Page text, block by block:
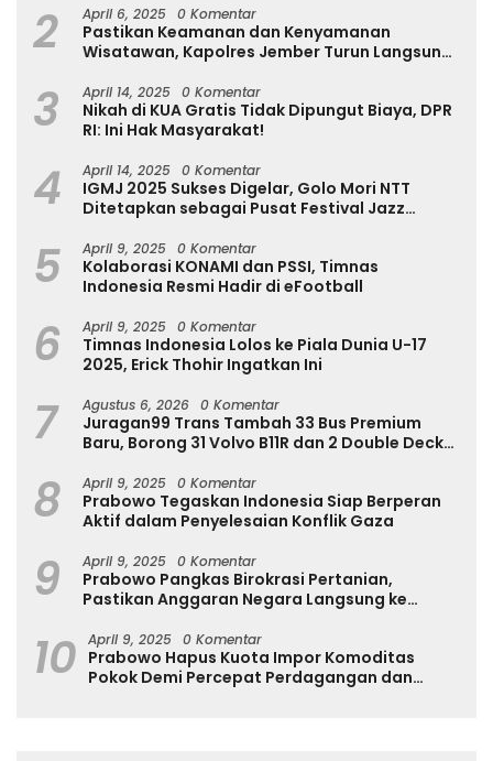
2 April 6, 2025 0 Komentar
Pastikan Keamanan dan Kenyamanan
Wisatawan, Kapolres Jember Turun Langsung
3 April 14, 2025 0 Komentar
Nikah di KUA Gratis Tidak Dipungut Biaya, DPR
RI: Ini Hak Masyarakat!
4 April 14, 2025 0 Komentar
IGMJ 2025 Sukses Digelar, Golo Mori NTT
Ditetapkan sebagai Pusat Festival Jazz
5 April 9, 2025 0 Komentar
Kolaborasi KONAMI dan PSSI, Timnas
Indonesia Resmi Hadir di eFootball
6 April 9, 2025 0 Komentar
Timnas Indonesia Lolos ke Piala Dunia U-17
2025, Erick Thohir Ingatkan Ini
7 Agustus 6, 2026 0 Komentar
Juragan99 Trans Tambah 33 Bus Premium
Baru, Borong 31 Volvo B11R dan 2 Double Decker
8 April 9, 2025 0 Komentar
Prabowo Tegaskan Indonesia Siap Berperan
Aktif dalam Penyelesaian Konflik Gaza
9 April 9, 2025 0 Komentar
Prabowo Pangkas Birokrasi Pertanian,
Pastikan Anggaran Negara Langsung ke
10 April 9, 2025 0 Komentar
Prabowo Hapus Kuota Impor Komoditas
Pokok Demi Percepat Perdagangan dan